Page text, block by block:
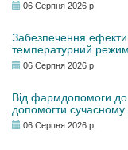
06 Серпня 2026 р.
Забезпечення
температурний режим
06 Серпня 2026 р.
Від фармдопомоги
допомогти
06 Серпня 2026 р.